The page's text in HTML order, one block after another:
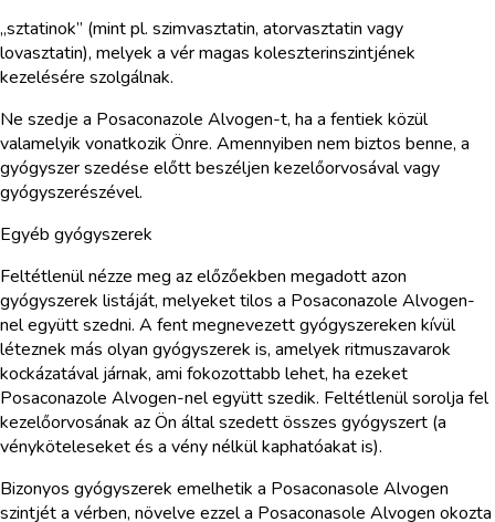
„sztatinok” (mint pl. szimvasztatin, atorvasztatin vagy
lovasztatin), melyek a vér magas koleszterinszintjének
kezelésére szolgálnak.
Ne szedje a Posaconazole Alvogen-t, ha a fentiek közül
valamelyik vonatkozik Önre. Amennyiben nem biztos benne, a
gyógyszer szedése előtt beszéljen kezelőorvosával vagy
gyógyszerészével.
Egyéb gyógyszerek
Feltétlenül nézze meg az előzőekben megadott azon
gyógyszerek listáját, melyeket tilos a Posaconazole Alvogen-
nel együtt szedni. A fent megnevezett gyógyszereken kívül
léteznek más olyan gyógyszerek is, amelyek ritmuszavarok
kockázatával járnak, ami fokozottabb lehet, ha ezeket
Posaconazole Alvogen-nel együtt szedik. Feltétlenül sorolja fel
kezelőorvosának az Ön által szedett összes gyógyszert (a
vényköteleseket és a vény nélkül kaphatóakat is).
Bizonyos gyógyszerek emelhetik a Posaconasole Alvogen
szintjét a vérben, növelve ezzel a Posaconasole Alvogen okozta